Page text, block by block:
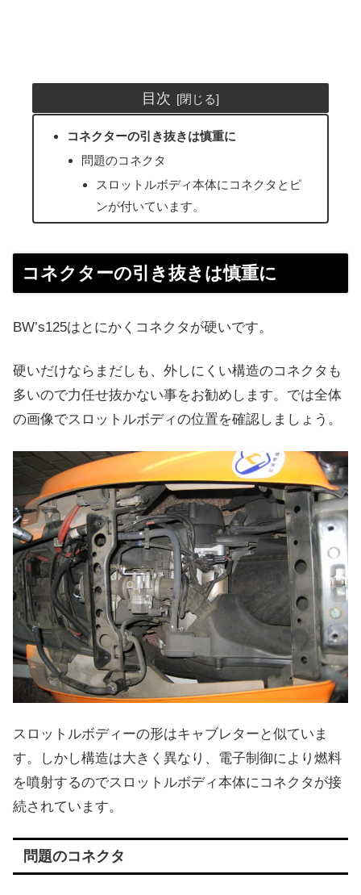
目次
コネクターの引き抜きは慎重に
問題のコネクタ
スロットルボディ本体にコネクタとピ
ンが付いています。
コネクターの引き抜きは慎重に
BW’s125はとにかくコネクタが硬いです。
硬いだけならまだしも、外しにくい構造のコネクタも
多いので力任せ抜かない事をお勧めします。では全体
の画像でスロットルボディの位置を確認しましょう。
スロットルボディーの形はキャブレターと似ていま
す。しかし構造は大きく異なり、電子制御により燃料
を噴射するのでスロットルボディ本体にコネクタが接
続されています。
問題のコネクタ